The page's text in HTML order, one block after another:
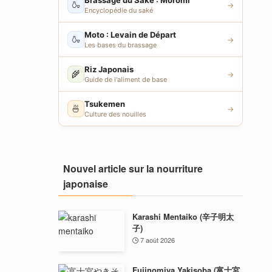
🍶
Encyclopédie du saké
→
🍶 Moto : Levain de Départ
Les bases du brassage
→
🌾 Riz Japonais
Guide de l'aliment de base
→
🍜 Tsukemen
Culture des nouilles
→
Nouvel article sur la nourriture
japonaise
Karashi Mentaiko (辛子明太
子)
7 août 2026